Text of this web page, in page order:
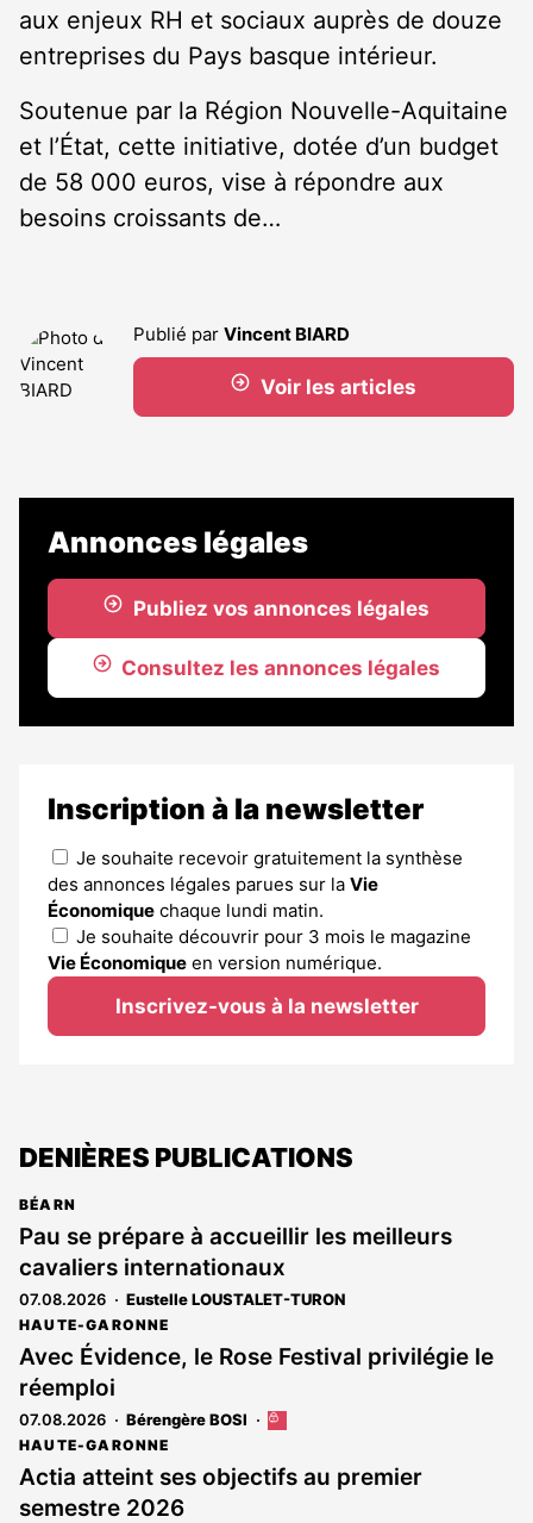
aux enjeux RH et sociaux auprès de douze
entreprises du Pays basque intérieur.
Soutenue par la Région Nouvelle-Aquitaine
et l’État, cette initiative, dotée d’un budget
de 58 000 euros, vise à répondre aux
besoins croissants de…
Publié par Vincent BIARD
Voir les articles
Annonces légales
Publiez vos annonces légales
Consultez les annonces légales
Inscription à la newsletter
Je souhaite recevoir gratuitement la synthèse
des annonces légales parues sur la Vie
Économique chaque lundi matin.
Je souhaite découvrir pour 3 mois le magazine
Vie Économique en version numérique.
Inscrivez-vous à la newsletter
DENIÈRES PUBLICATIONS
BÉARN
Pau se prépare à accueillir les meilleurs
cavaliers internationaux
07.08.2026 Eustelle LOUSTALET-TURON
HAUTE-GARONNE
Avec Évidence, le Rose Festival privilégie le
réemploi
07.08.2026 Bérengère BOSI
Cet
est
réservé
HAUTE-GARONNE
Actia atteint ses objectifs au premier
semestre 2026